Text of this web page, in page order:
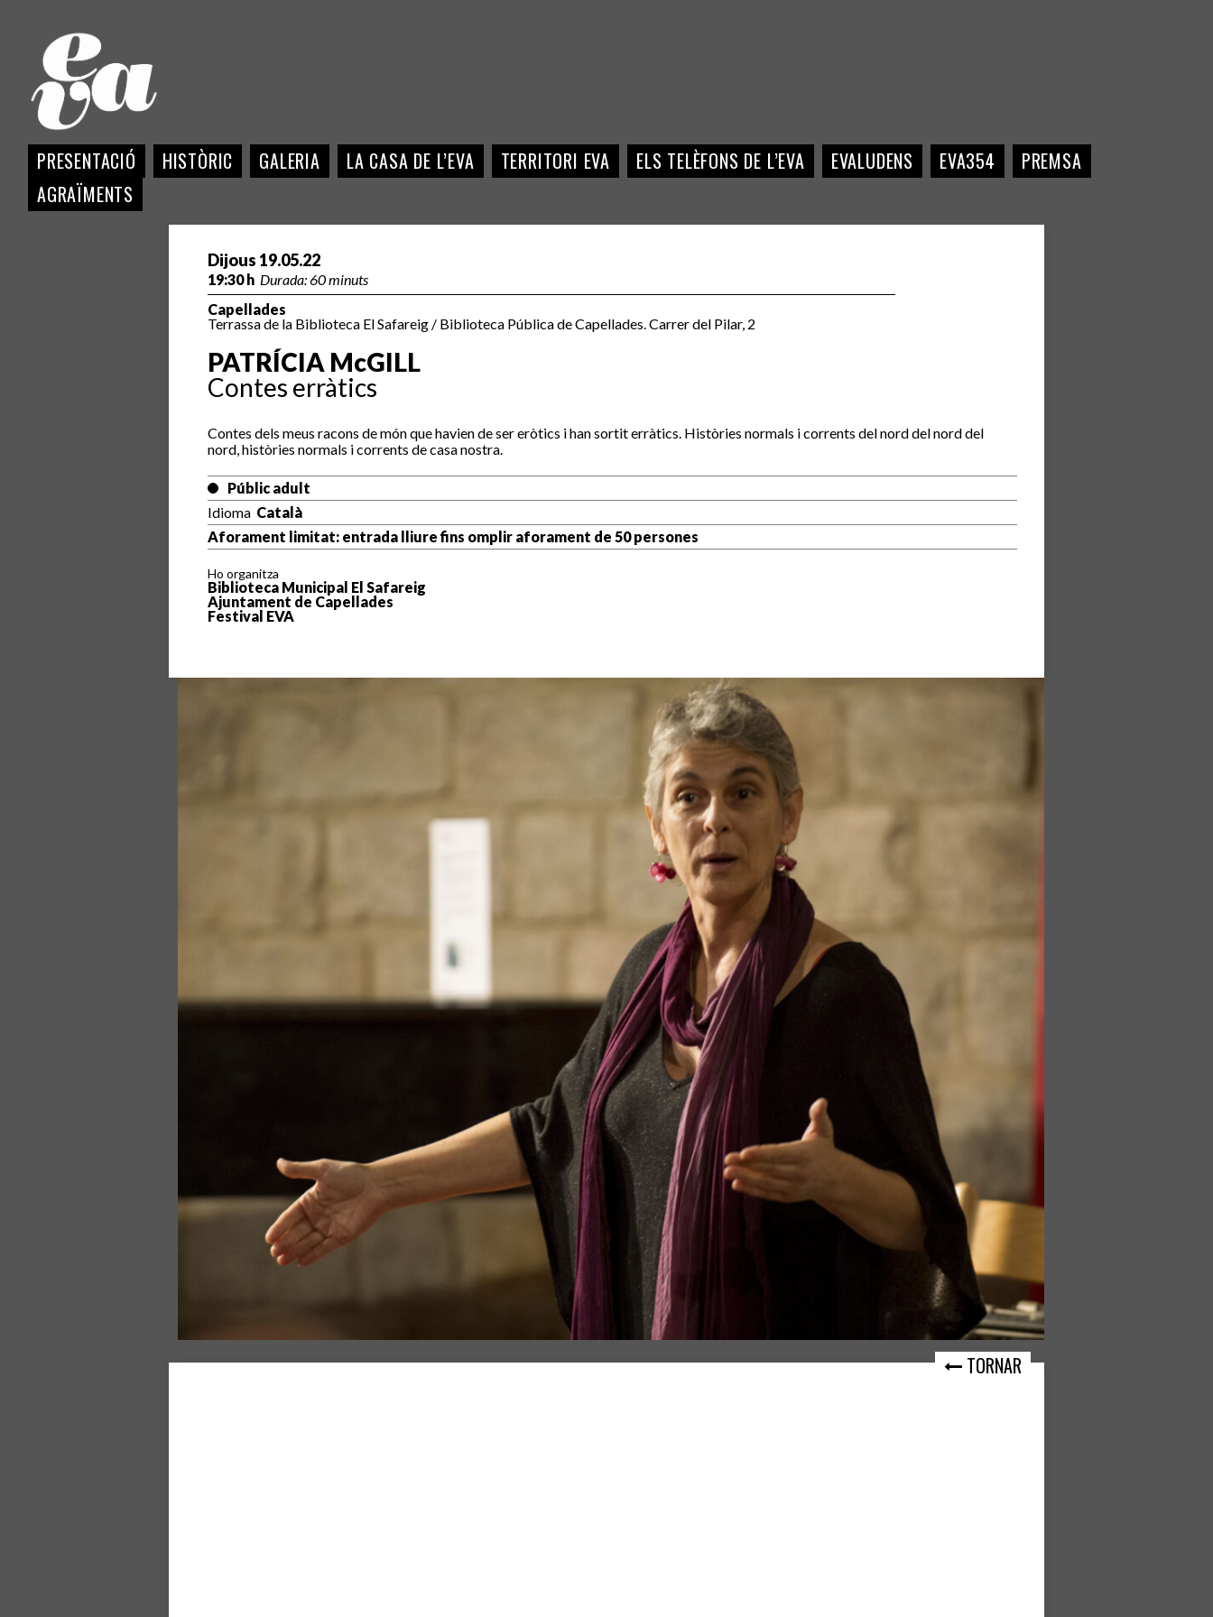
PRESENTACIÓ HISTÒRIC GALERIA LA CASA DE L’EVA TERRITORI EVA ELS TELÈFONS DE L’EVA EVALUDENS EVA354
PREMSA
AGRAÏMENTS
Dijous 19.05.22
19:30 h Durada: 60 minuts
Capellades
Terrassa de la Biblioteca El Safareig / Biblioteca Pública de Capellades. Carrer del Pilar, 2
PATRÍCIA McGILL
Contes erràtics
Contes dels meus racons de món que havien de ser eròtics i han sortit erràtics. Històries normals i corrents del nord del nord del
nord, històries normals i corrents de casa nostra.
Públic adult
Idioma Català
Aforament limitat: entrada lliure fins omplir aforament de 50 persones
Ho organitza
Biblioteca Municipal El Safareig
Ajuntament de Capellades
Festival EVA
TORNAR